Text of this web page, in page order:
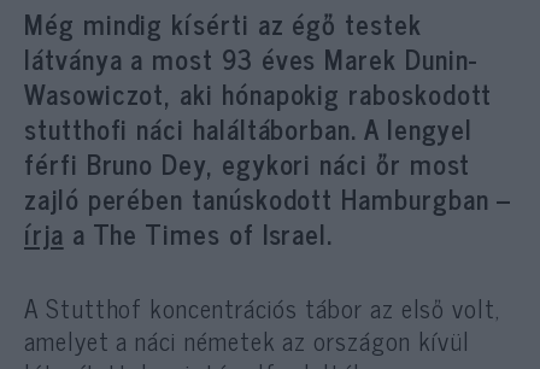
Még mindig kísérti az égő testek
látványa a most 93 éves Marek Dunin-
Wasowiczot, aki hónapokig raboskodott
stutthofi náci haláltáborban. A lengyel
férfi Bruno Dey, egykori náci őr most
zajló perében tanúskodott Hamburgban –
írja a The Times of Israel.
A Stutthof koncentrációs tábor az első volt,
amelyet a náci németek az országon kívül